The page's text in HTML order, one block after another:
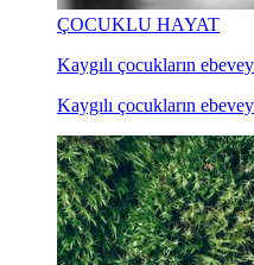
ÇOCUKLU HAYAT
Kaygılı çocukların
Kaygılı çocukların